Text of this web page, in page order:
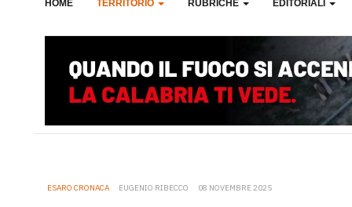
HOME TERRITORIO RUBRICHE EDITORIALI
ESARO CRONACA EUGENIO RIBECCO 08 NOVEMBRE 2025